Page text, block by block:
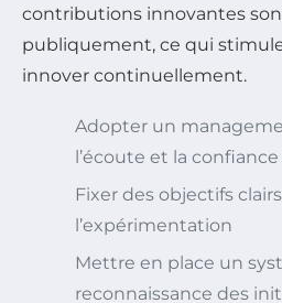
contributions innovantes
publiquement, ce qui
innover continuellement.
Adopter un
l’écoute et la confiance
Fixer des objectifs
l’expérimentation
Mettre en place un
reconnaissance des